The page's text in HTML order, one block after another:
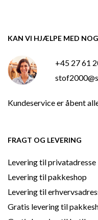
KAN VI HJÆLPE MED
+45 27 61
Kundeservice er åbent
FRAGT OG LEVERING
Levering til privatadresse
Levering til pakkeshop
Levering til
Gratis levering til